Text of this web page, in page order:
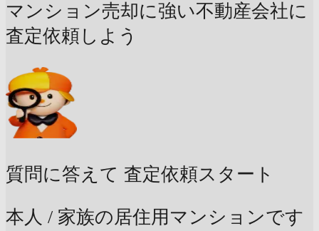
マンション売却に強い不動産会社に
査定依頼しよう
質問に答えて 査定依頼スタート
本人 / 家族の居住用マンションです